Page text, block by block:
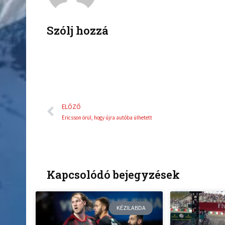
Szólj hozzá
Előző
ELŐZŐ
Ericsson örül, hogy újra autóba ülhetett
Kapcsolódó bejegyzések
KÉZILABDA